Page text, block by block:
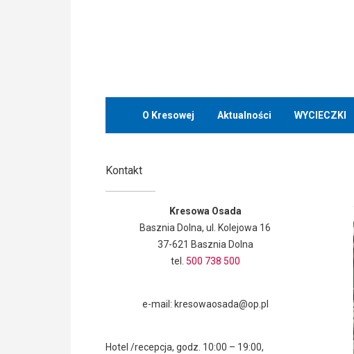
O Kresowej Aktualności WYCIECZKI
Kontakt
Kresowa Osada
Basznia Dolna, ul. Kolejowa 16
37-621 Basznia Dolna
tel. 500 738 500
e-mail: kresowaosada@op.pl
Hotel /recepcja, godz. 10:00 – 19:00,